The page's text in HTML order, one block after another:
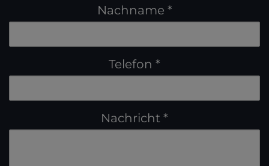
Nachname
Telefon
Nachricht